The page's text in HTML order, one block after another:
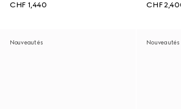
CHF 1,440
CHF
Nouveautés Nouveautés